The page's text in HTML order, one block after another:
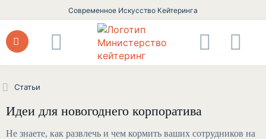
Современное Искусство Кейтеринга
Статьи
Идеи для новогоднего корпоратива
Не знаете, как развлечь и чем кормить ваших сотрудников на